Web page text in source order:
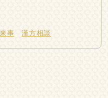
事 漢方相談